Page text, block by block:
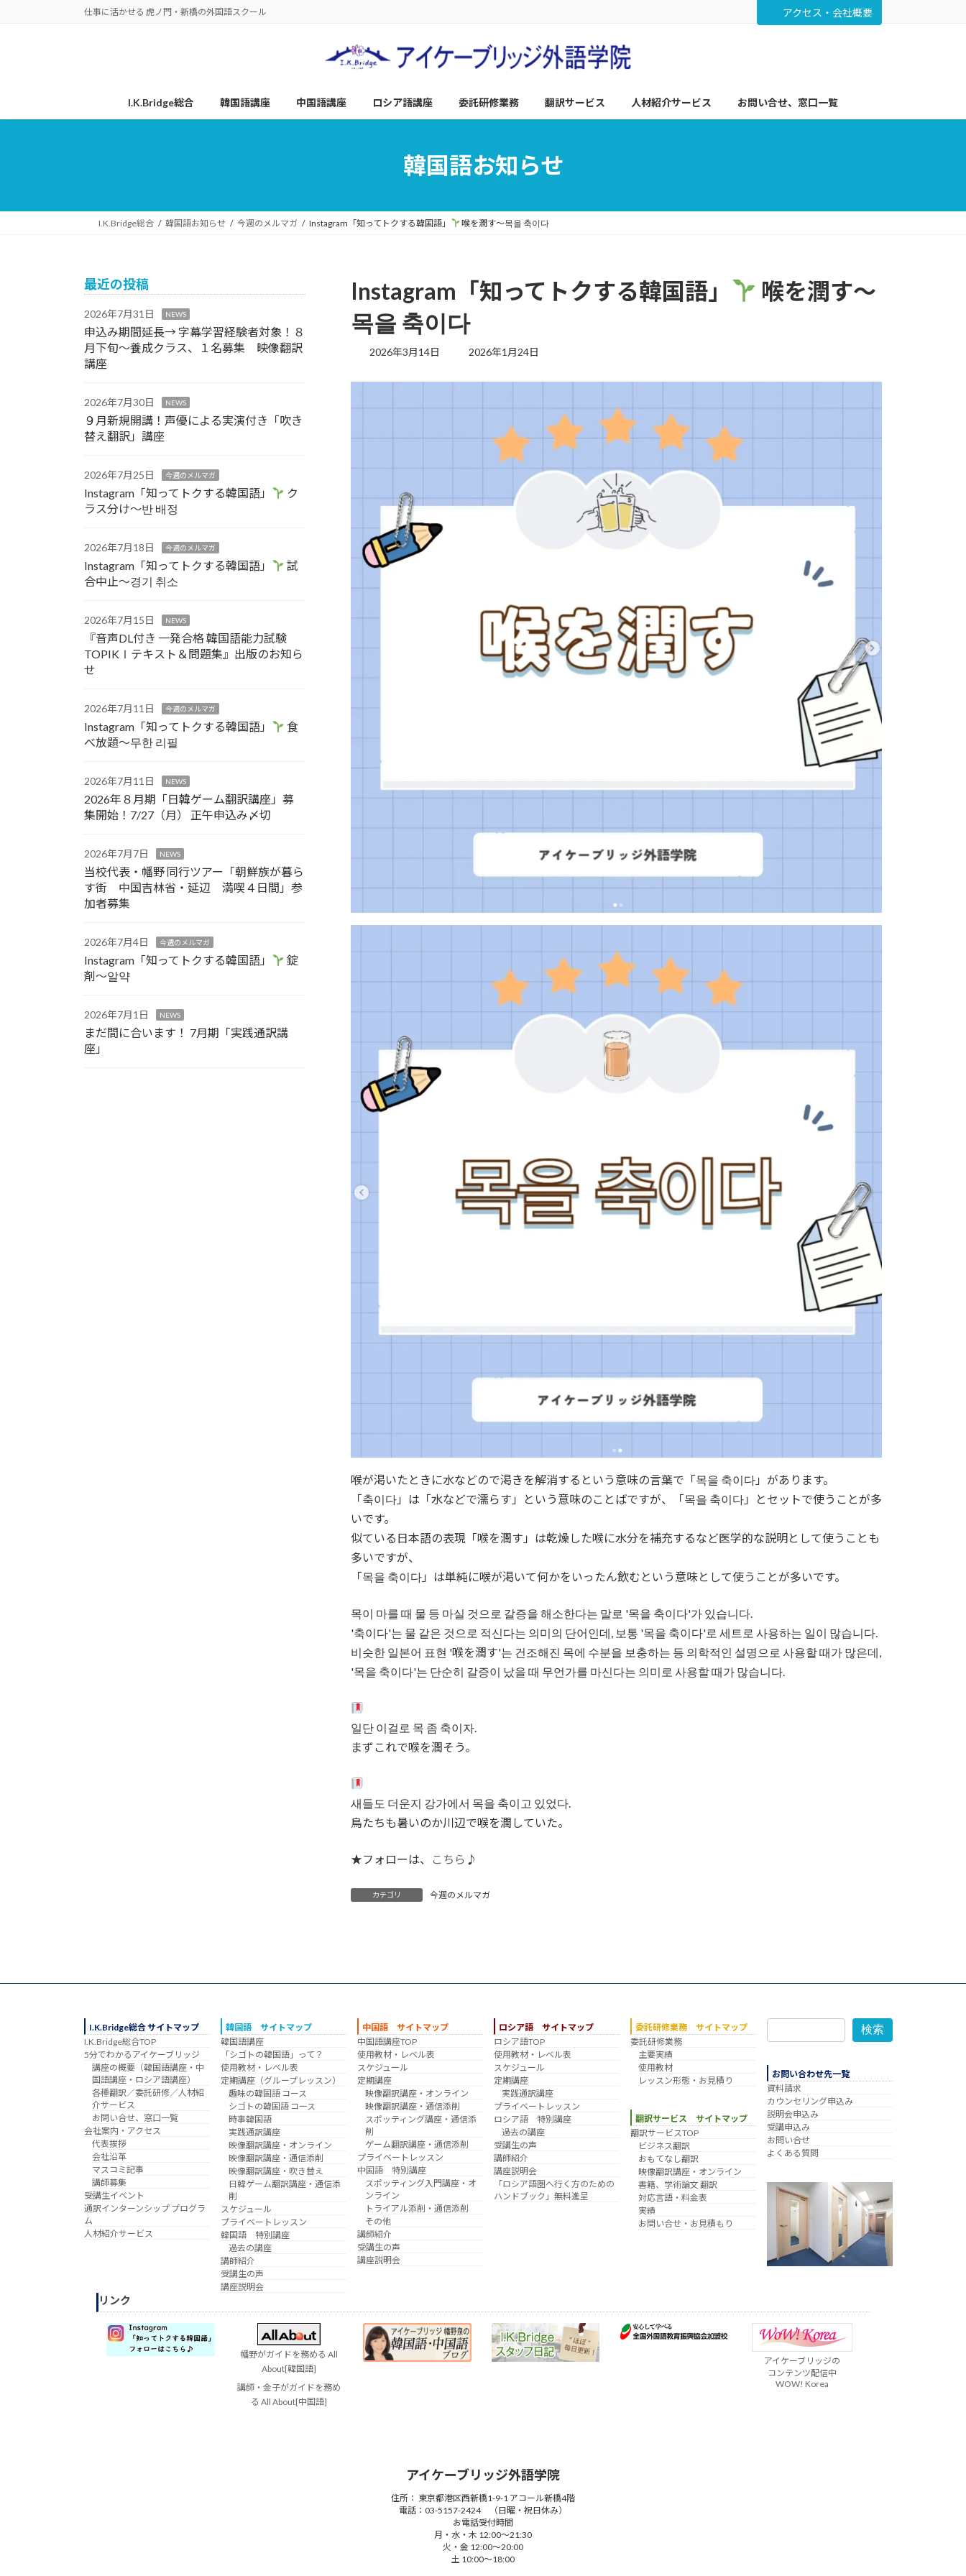
仕事に活かせる 虎ノ門・新橋の外国語スクール アクセス・会社概要
I.K.Bridge総合 韓国語講座 中国語講座 ロシア語講座 委託研修業務 翻訳サービス 人材紹介サービス お問い合せ、窓口一覧
韓国語お知らせ
I.K.Bridge総合 韓国語お知らせ 今週のメルマガ Instagram「知ってトクする韓国語」 喉を潤す～목을 축이다
Instagram「知ってトクする韓国語」
喉を潤す～
목을 축이다
2026年3月14日
最
更
:
2026年1月24日
喉が渇いたときに水などので渇きを解消するという意味の言葉で「목을 축이다」があります。
「축이다」は「水などで濡らす」という意味のことばですが、「목을 축이다」とセットで使うことが多
いです。
似ている日本語の表現「喉を潤す」は乾燥した喉に水分を補充するなど医学的な説明として使うことも
多いですが、
「목을 축이다」は単純に喉が渇いて何かをいったん飲むという意味として使うことが多いです。
목이 마를 때 물 등 마실 것으로 갈증을 해소한다는 말로 '목을 축이다'가 있습니다.
'축이다'는 물 같은 것으로 적신다는 의미의 단어인데, 보통 '목을 축이다'로 세트로 사용하는 일이 많습니다.
비슷한 일본어 표현 '喉を潤す'는 건조해진 목에 수분을 보충하는 등 의학적인 설명으로 사용할 때가 많은데,
'목을 축이다'는 단순히 갈증이 났을 때 무언가를 마신다는 의미로 사용할 때가 많습니다.
일단 이걸로 목 좀 축이자.
まずこれで喉を潤そう。
새들도 더운지 강가에서 목을 축이고 있었다.
鳥たちも暑いのか川辺で喉を潤していた。
★フォローは、 こちら ♪
カテゴリ 今週のメルマガ
最近の投稿
2026年7月31日 NEWS
申込み期間延長→ 字幕学習経験者対象！８
月下旬～養成クラス、１名募集 映像翻訳
講座
2026年7月30日 NEWS
９月新規開講！声優による実演付き「吹き
替え翻訳」講座
2026年7月25日 今週のメルマガ
Instagram「知ってトクする韓国語」
ク
ラス分け～반 배정
2026年7月18日 今週のメルマガ
Instagram「知ってトクする韓国語」
試
合中止～경기 취소
2026年7月15日 NEWS
『音声DL付き 一発合格 韓国語能力試験
TOPIKⅠテキスト＆問題集』出版のお知ら
せ
2026年7月11日 今週のメルマガ
Instagram「知ってトクする韓国語」
食
べ放題～무한 리필
2026年7月11日 NEWS
2026年８月期「日韓ゲーム翻訳講座」募
集開始！7/27（月） 正午申込み〆切
2026年7月7日 NEWS
当校代表・幡野 同行ツアー「朝鮮族が暮ら
す街 中国吉林省・延辺 満喫４日間」参
加者募集
2026年7月4日 今週のメルマガ
Instagram「知ってトクする韓国語」
錠
剤～알약
2026年7月1日 NEWS
まだ間に合います！ 7月期「実践通訳講
座」
I.K.Bridge総合 サイトマップ
I.K.Bridge総合TOP
5分でわかるアイケーブリッジ
講座の概要（韓国語講座・中
国語講座・ロシア語講座）
各種翻訳／委託研修／人材紹
介サービス
お問い合せ、窓口一覧
会社案内・アクセス
代表挨拶
会社沿革
マスコミ記事
講師募集
受講生イベント
通訳インターンシップ プログラ
ム
人材紹介サービス
韓国語 サイトマップ
韓国語講座
「シゴトの韓国語」って？
使用教材・レベル表
定期講座（グループレッスン）
趣味の韓国語 コース
シゴトの韓国語 コース
時事韓国語
実践通訳講座
映像翻訳講座・オンライン
映像翻訳講座・通信添削
映像翻訳講座・吹き替え
日韓ゲーム翻訳講座・通信添
削
スケジュール
プライベートレッスン
韓国語 特別講座
過去の講座
講師紹介
受講生の声
講座説明会
中国語 サイトマップ
中国語講座TOP
使用教材・レベル表
スケジュール
定期講座
映像翻訳講座・オンライン
映像翻訳講座・通信添削
スポッティング講座・通信添
削
ゲーム翻訳講座・通信添削
プライベートレッスン
中国語 特別講座
スポッティング入門講座・オ
ンライン
トライアル添削・通信添削
その他
講師紹介
受講生の声
講座説明会
ロシア語 サイトマップ
ロシア語TOP
使用教材・レベル表
スケジュール
定期講座
実践通訳講座
プライベートレッスン
ロシア語 特別講座
過去の講座
受講生の声
講師紹介
講座説明会
「ロシア語圏へ行く方のための
ハンドブック」無料進呈
委託研修業務 サイトマップ
委託研修業務
主要実績
使用教材
レッスン形態・お見積り
翻訳サービス サイトマップ
翻訳サービスTOP
ビジネス翻訳
おもてなし翻訳
映像翻訳講座・オンライン
書籍、学術論文 翻訳
対応言語・料金表
実績
お問い合せ・お見積もり
検索
お問い合わせ先一覧
資料請求
カウンセリング申込み
説明会申込み
受講申込み
お問い合せ
よくある質問
リンク
幡野がガイドを務める All
About[韓国語]
講師・金子がガイドを務め
る All About[中国語]
アイケーブリッジの
コンテンツ配信中
WOW! Korea
アイケーブリッジ外語学院
住所： 東京都港区西新橋1-9-1 アコール新橋4階
電話：03-5157-2424 （日曜・祝日休み）
お電話受付時間
月・水・木 12:00～21:30
火・金 12:00～20:00
土 10:00～18:00